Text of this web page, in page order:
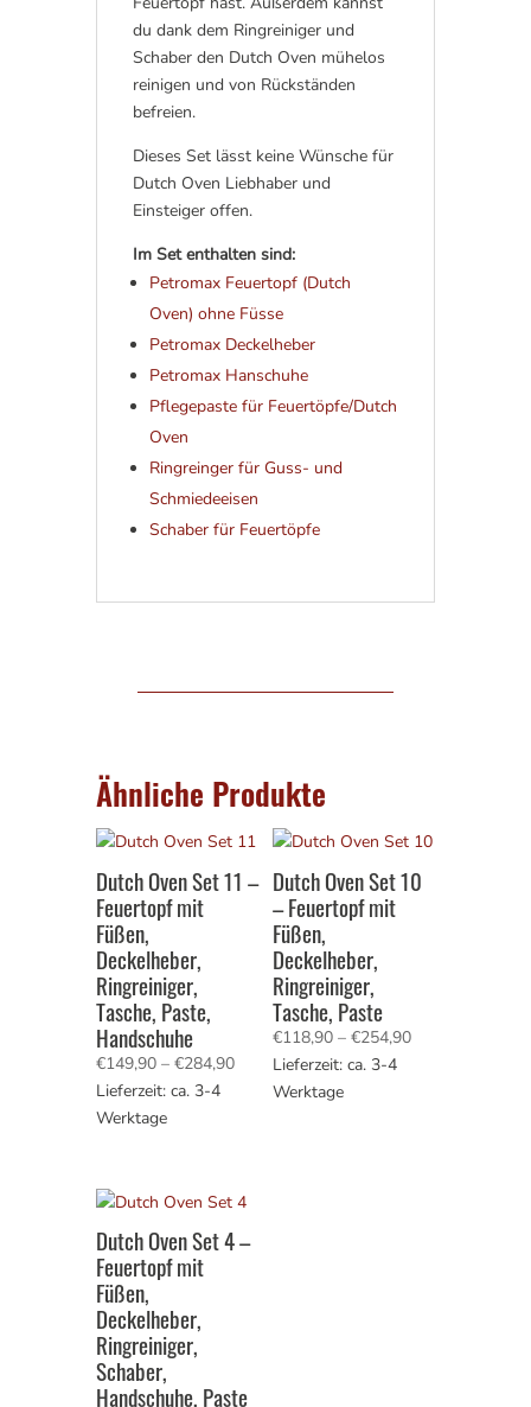
du dank dem Ringreiniger und
Schaber den Dutch Oven mühelos
reinigen und von Rückständen
befreien.
Dieses Set lässt keine Wünsche für
Dutch Oven Liebhaber und
Einsteiger offen.
Im Set enthalten sind:
Petromax Feuertopf (Dutch
Oven) ohne Füsse
Petromax Deckelheber
Petromax Hanschuhe
Pflegepaste für Feuertöpfe/Dutch
Oven
Ringreinger für Guss- und
Schmiedeeisen
Schaber für Feuertöpfe
Ähnliche Produkte
Dutch Oven Set 11 –
Feuertopf mit
Füßen,
Deckelheber,
Ringreiniger,
Tasche, Paste,
Handschuhe
€149,90 – €284,90Preisspanne:
€149,90
Lieferzeit: ca. 3-4
Werktage
Dutch Oven Set 10
– Feuertopf mit
Füßen,
Deckelheber,
Ringreiniger,
Tasche, Paste
€118,90 – €254,90Preisspanne:
Lieferzeit: ca. 3-4
Werktage
Dutch Oven Set 4 –
Feuertopf mit
Füßen,
Deckelheber,
Ringreiniger,
Schaber,
Handschuhe, Paste